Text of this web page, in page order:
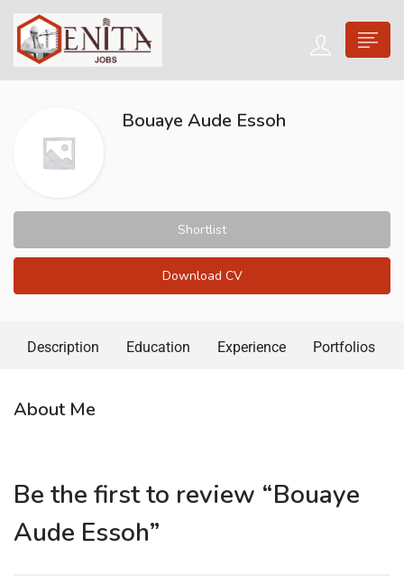
Bouaye Aude Essoh
Shortlist
Download CV
Description Education Experience Portfolios
About Me
Be the first to review “Bouaye
Aude Essoh”